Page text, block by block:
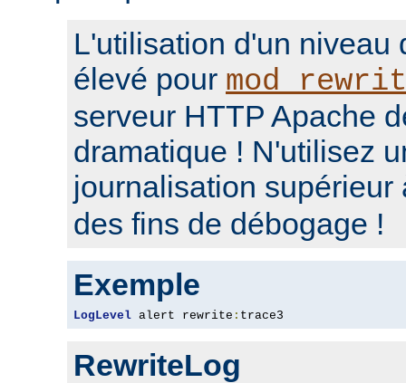
L'utilisation d'un niveau
élevé pour
serveur HTTP Apache
dramatique ! N'utilisez
journalisation
des fins de débogage !
Exemple
LogLevel alert rewrite : trace3
RewriteLog